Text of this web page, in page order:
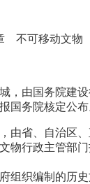
不可移动文物
，由国务院建设
国务院核定公布
由省、自治区
物行政主管部
组织编制的历